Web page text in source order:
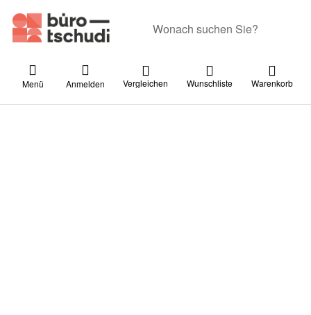
Menü Anmelden Vergleichen Wunschliste Warenkorb